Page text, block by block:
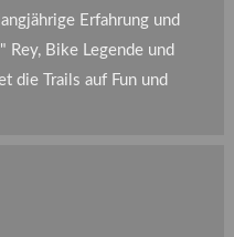
Erfahrung und
Rey, Bike Legende und
die Trails auf Fun und